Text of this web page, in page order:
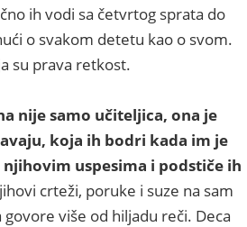
ih vodi sa četvrtog sprata do
o svakom detetu kao o svom.
su prava retkost.
nije samo učiteljica, ona je
koja ih bodri kada im je
uspesima i podstiče ih
crteži, poruke i suze na sam
više od hiljadu reči. Deca